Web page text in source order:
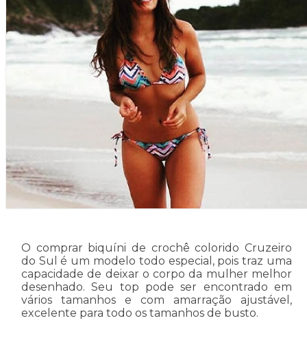
O comprar biquíni de crochê colorido Cruzeiro
do Sul é um modelo todo especial, pois traz uma
capacidade de deixar o corpo da mulher melhor
desenhado. Seu top pode ser encontrado em
vários tamanhos e com amarração ajustável,
excelente para todo os tamanhos de busto.